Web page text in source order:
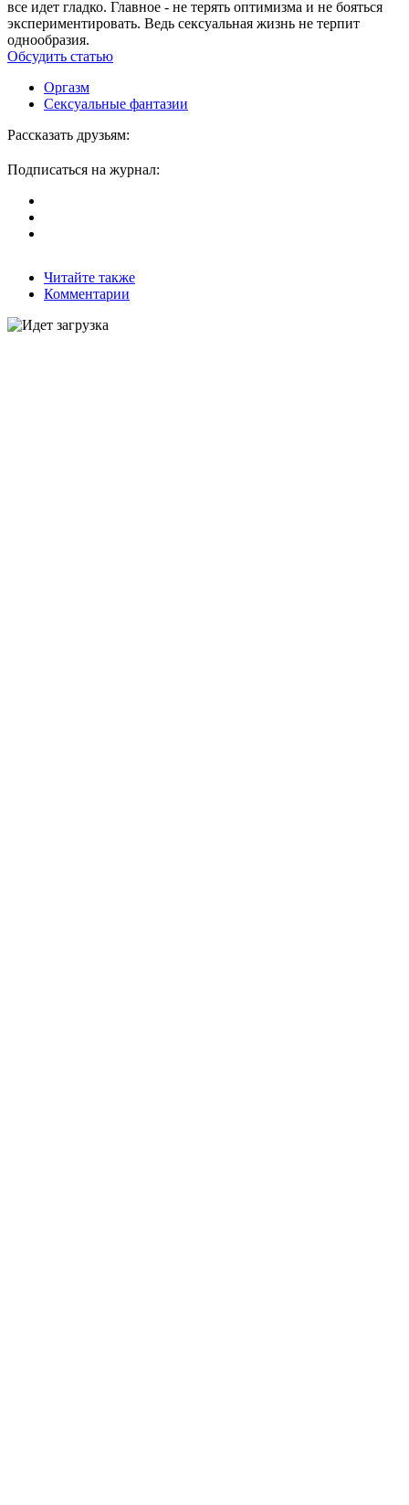
все идет гладко. Главное - не терять оптимизма и не бояться
экспериментировать. Ведь сексуальная жизнь не терпит
однообразия.
Обсудить статью
Оргазм
Сексуальные фантазии
Рассказать друзьям:
Подписаться на журнал:
Читайте также
Комментарии